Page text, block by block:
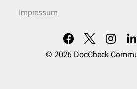
Impressum
© 2026 DocCheck